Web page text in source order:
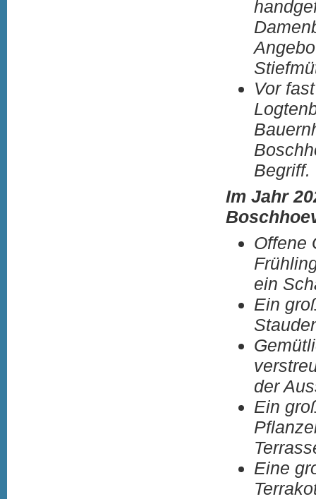
Vor
Begriff.
Im Jahr
Offene
ein
Ein
der
Ein
Eine